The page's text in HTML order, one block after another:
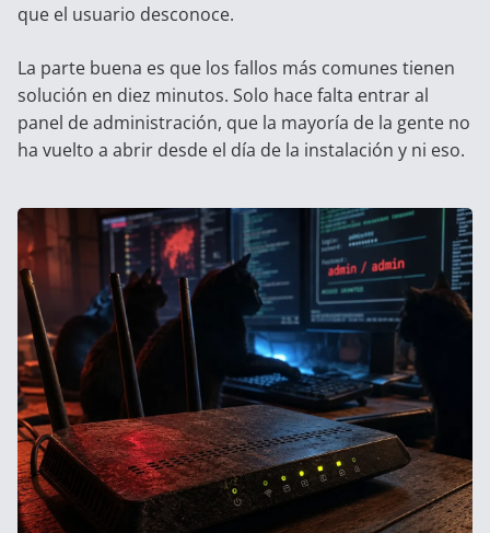
que el usuario desconoce.
La parte buena es que los fallos más comunes tienen
solución en diez minutos. Solo hace falta entrar al
panel de administración, que la mayoría de la gente no
ha vuelto a abrir desde el día de la instalación y ni eso.